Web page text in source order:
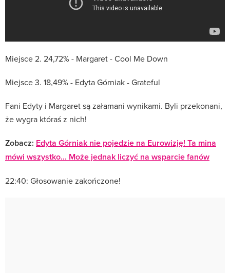
Miejsce 2. 24,72% - Margaret - Cool Me Down
Miejsce 3. 18,49% - Edyta Górniak - Grateful
Fani Edyty i Margaret są załamani wynikami. Byli przekonani,
że wygra któraś z nich!
Zobacz: Edyta Górniak nie pojedzie na Eurowizję! Ta mina
mówi wszystko... Może jednak liczyć na wsparcie fanów
22:40: Głosowanie zakończone!